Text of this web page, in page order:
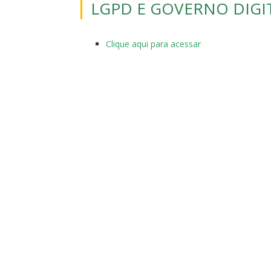
LGPD E GOVERNO
Clique aqui para acessar